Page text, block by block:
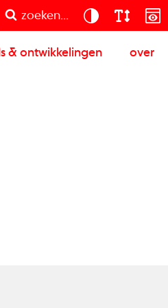
zoeken...
& ontwikkelingen over